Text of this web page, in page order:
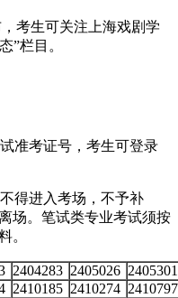
考生可关注上海戏剧学
”栏目。
准考证号，考生可登录
得进入考场，不予补
场。笔试类专业考试须按
。
2404283 2405026 2405301
2410185 2410274 2410797